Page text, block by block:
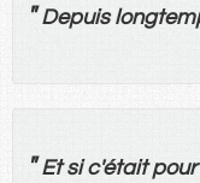
" Depuis
" Et sic'était pour